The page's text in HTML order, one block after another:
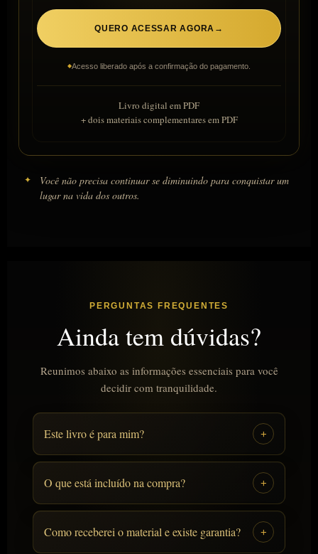
QUERO ACESSAR AGORA →
◆Acesso liberado após a confirmação do pagamento.
Livro digital em PDF
+ dois materiais complementares em PDF
✦
Você não precisa continuar se diminuindo para conquistar um
lugar na vida dos outros.
PERGUNTAS FREQUENTES
Ainda tem dúvidas?
Reunimos abaixo as informações essenciais para você
decidir com tranquilidade.
Este livro é para mim? +
O que está incluído na compra? +
Como receberei o material e existe garantia? +